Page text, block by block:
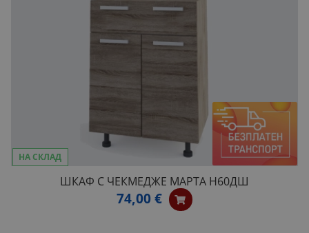
НА СКЛАД
ШКАФ С ЧЕКМЕДЖЕ МАРТА Н60ДШ
74,00 €